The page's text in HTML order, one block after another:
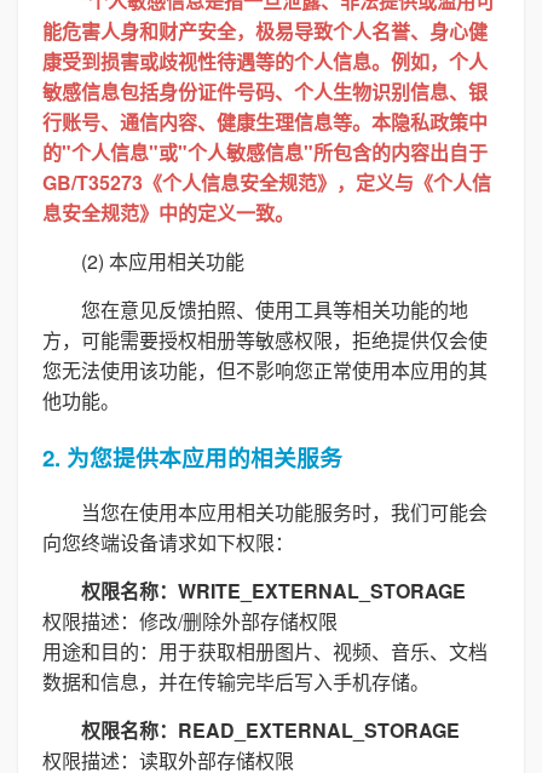
能危害人身和财产安全，极易导致个人名誉、身心健
康受到损害或歧视性待遇等的个人信息。例如，个人
敏感信息包括身份证件号码、个人生物识别信息、银
行账号、通信内容、健康生理信息等。本隐私政策中
的"个人信息"或"个人敏感信息"所包含的内容出自于
GB/T35273《个人信息安全规范》，定义与《个人信
息安全规范》中的定义一致。
(2) 本应用相关功能
您在意见反馈拍照、使用工具等相关功能的地
方，可能需要授权相册等敏感权限，拒绝提供仅会使
您无法使用该功能，但不影响您正常使用本应用的其
他功能。
2. 为您提供本应用的相关服务
当您在使用本应用相关功能服务时，我们可能会
向您终端设备请求如下权限：
权限名称：WRITE_EXTERNAL_STORAGE
权限描述：修改/删除外部存储权限
用途和目的：用于获取相册图片、视频、音乐、文档
数据和信息，并在传输完毕后写入手机存储。
权限名称：READ_EXTERNAL_STORAGE
权限描述：读取外部存储权限